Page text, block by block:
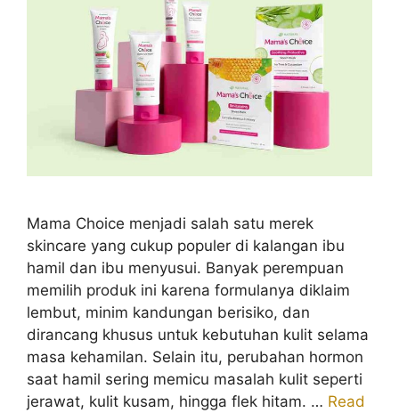
Mama Choice menjadi salah satu merek
skincare yang cukup populer di kalangan ibu
hamil dan ibu menyusui. Banyak perempuan
memilih produk ini karena formulanya diklaim
lembut, minim kandungan berisiko, dan
dirancang khusus untuk kebutuhan kulit selama
masa kehamilan. Selain itu, perubahan hormon
saat hamil sering memicu masalah kulit seperti
jerawat, kulit kusam, hingga flek hitam. … Read